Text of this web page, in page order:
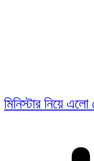
মিনিস্টার নিয়ে